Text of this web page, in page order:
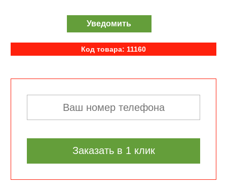
Уведомить
Код товара: 11160
Заказать в 1 клик